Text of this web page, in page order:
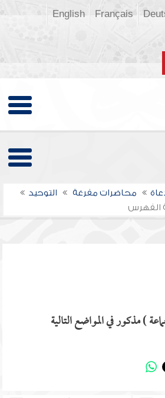
Français
English
محاضرات مفرغة
التوحيد
الفهرس
) مذكور في المواضع التالية